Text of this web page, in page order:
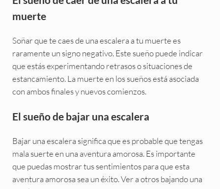
muerte
Soñar que te caes de una escalera a tu muerte es
raramente un signo negativo. Este sueño puede indicar
que estás experimentando retrasos o situaciones de
estancamiento. La muerte en los sueños está asociada
con ambos finales y nuevos comienzos.
El sueño de bajar una escalera
Bajar una escalera significa que es probable que tengas
mala suerte en una aventura amorosa. Es importante
que puedas mostrar tus sentimientos para que esta
aventura amorosa sea un éxito. Ver a otros bajando una